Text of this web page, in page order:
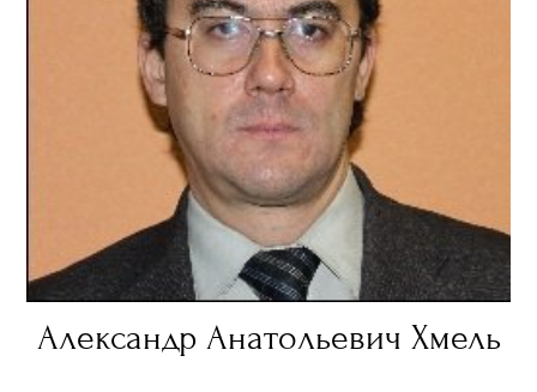
Александр Анатольевич Хмель